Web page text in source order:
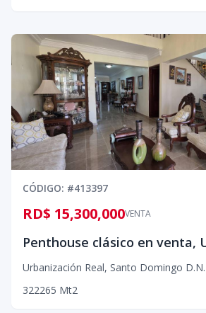
CÓDIGO: #413397
VENTA
RD$ 15,300,000
Urbanización Real, Santo Domingo D.N.
322265 Mt2